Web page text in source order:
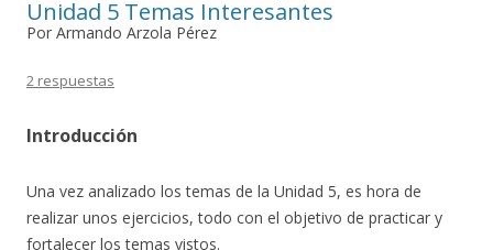
Unidad 5 Temas Interesantes
Por Armando Arzola Pérez
2 respuestas
Introducción
Una vez analizado los temas de la Unidad 5, es hora de
realizar unos ejercicios, todo con el objetivo de practicar y
fortalecer los temas vistos.